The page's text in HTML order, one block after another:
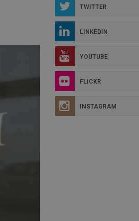
TWITTER
LINKEDIN
YOUTUBE
FLICKR
INSTAGRAM